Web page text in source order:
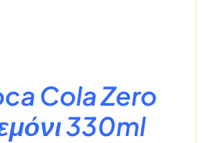
Cola Zero
330ml